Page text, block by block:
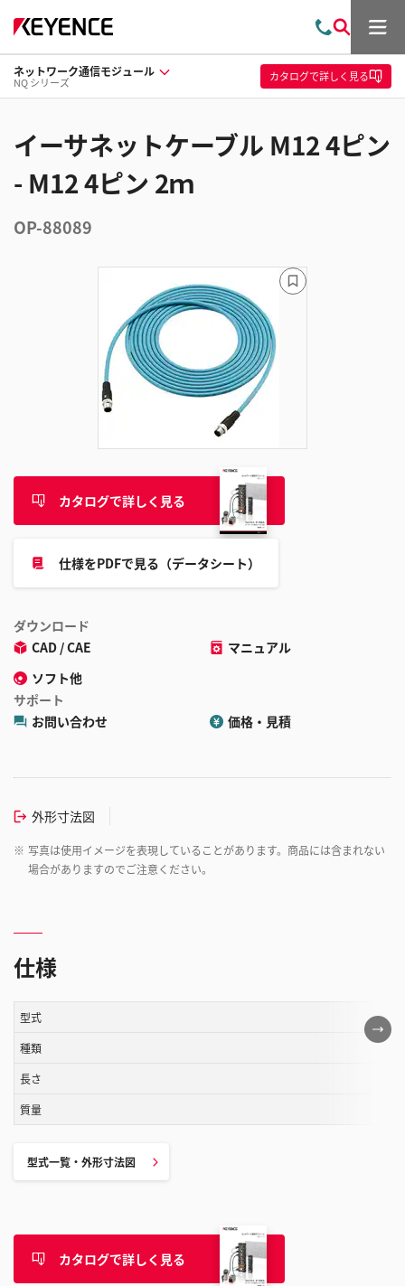
問
い
合
わ
索
メ
ュ
ー
ネットワーク通信モジュール
NQ シリーズ カタログで詳しく見る
イーサネットケーブル M12 4ピン
- M12 4ピン 2ｍ
OP-88089
カタログで詳しく見る
仕様をPDFで見る（データシート）
ダウンロード
CAD / CAE
マニュアル
ソフト他
サポート
お問い合わせ
価格・見積
外形寸法図
※ 写真は使用イメージを表現していることがあります。商品には含まれない
場合がありますのでご注意ください。
ブ
ッ
仕様
こ
の
型式
種類
長さ
質量
型式一覧・外形寸法図
カタログで詳しく見る